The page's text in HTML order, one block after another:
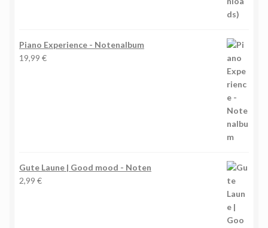
Piano Experience - Notenalbum
19,99 €
Gute Laune | Good mood - Noten
2,99 €